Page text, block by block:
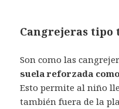
Cangrejeras tipo
Son como las
suela reforzada
Esto permite al niño
también fuera de la